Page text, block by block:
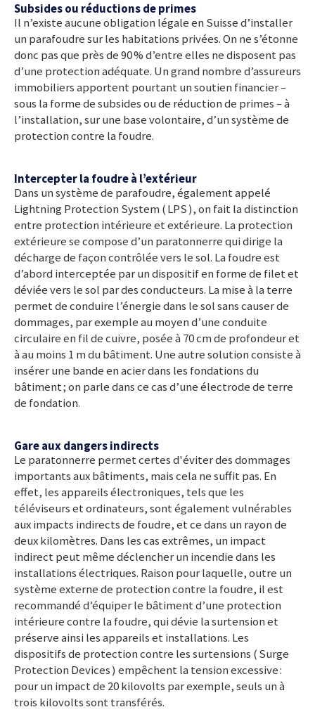
Subsides ou réductions de primes
Il n’existe aucune obligation légale en Suisse d’installer
un parafoudre sur les habitations privées. On ne s’étonne
donc pas que près de 90 % d’entre elles ne disposent pas
d’une protection adéquate. Un grand nombre d’assureurs
immobiliers apportent pourtant un soutien financier –
sous la forme de subsides ou de réduction de primes –à
l’installation, sur une base volontaire, d’un système de
protection contre la foudre.
Intercepter la foudre à l’extérieur
Dans un système de parafoudre, également appelé
Lightning Protection System ( LPS ), on fait la distinction
entre protection intérieure et extérieure. La protection
extérieure se compose d’un paratonnerre qui dirige la
décharge de façon contrôlée vers le sol. La foudre est
d’abord interceptée par un dispositif en forme de filet et
déviée vers le sol par des conducteurs. La mise à la terre
permet de conduire l’énergie dans le sol sans causer de
dommages, par exemple au moyen d’une conduite
circulaire en fil de cuivre, posée à 70 cmde profondeur et
à au moins 1 mdu bâtiment. Une autre solution consiste à
insérer une bande en acier dans les fondations du
bâtiment ; on parle dans ce cas d’une électrode de terre
de fondation.
Gare aux dangers indirects
Le paratonnerre permet certes d'éviter des dommages
importants aux bâtiments, mais cela ne suffit pas. En
effet, les appareils électroniques, tels que les
téléviseurs et ordinateurs, sont également vulnérables
aux impacts indirects de foudre, et ce dans un rayon de
deux kilomètres. Dans les cas extrêmes, un impact
indirect peut même déclencher un incendie dans les
installations électriques. Raison pour laquelle, outre un
système externe de protection contre la foudre, il est
recommandé d’équiper le bâtiment d’une protection
intérieure contre la foudre, qui dévie la surtension et
préserve ainsi les appareils et installations. Les
dispositifs de protection contre les surtensions ( Surge
Protection Devices ) empêchent la tension excessive :
pour un impact de 20 kilovolts par exemple, seuls un à
trois kilovolts sont transférés.